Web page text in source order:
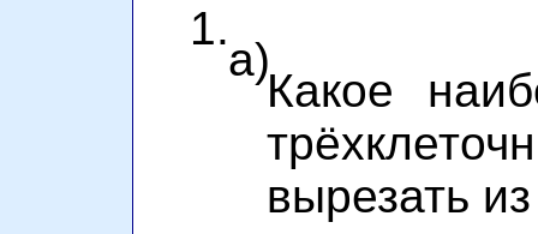
1.
а)
Какое
вырезать